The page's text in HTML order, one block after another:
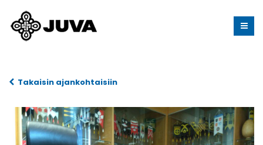
Takaisin ajankohtaisiin